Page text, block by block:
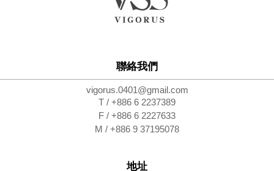
聯絡我們
vigorus.0401@gmail.com
T / +886 6 2237389
F / +886 6 2227633
M / +886 9 37195078
地址